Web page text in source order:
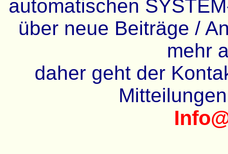
automatischen
über neue Beiträge /
mehr
daher geht der